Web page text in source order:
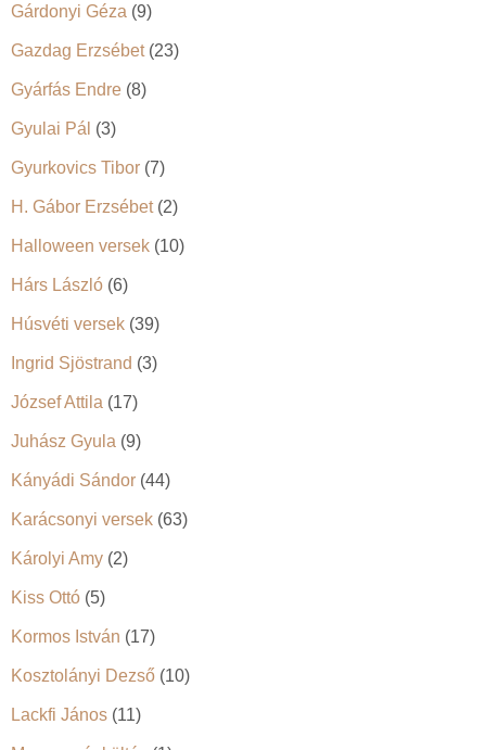
Gárdonyi Géza (9)
Gazdag Erzsébet(23)
Gyárfás Endre (8)
Gyulai Pál (3)
Gyurkovics Tibor (7)
H. Gábor Erzsébet(2)
Halloween versek (10)
Hárs László (6)
Húsvéti versek (39)
Ingrid Sjöstrand (3)
József Attila (17)
Juhász Gyula (9)
Kányádi Sándor (44)
Karácsonyi versek (63)
Károlyi Amy (2)
Kiss Ottó (5)
Kormos István (17)
Kosztolányi Dezső (10)
Lackfi János (11)